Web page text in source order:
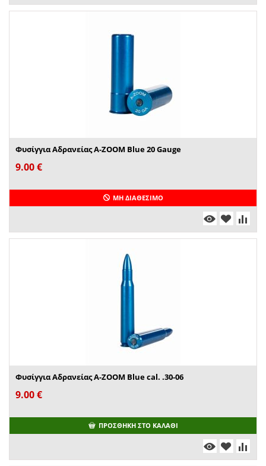
Φυσίγγια Αδρανείας A-ZOOM Blue 20 Gauge
9.00€
ΜΗ ΔΙΑΘΈΣΙΜΟ
Φυσίγγια Αδρανείας A-ZOOM Blue cal. .30-06
9.00€
ΠΡΟΣΘΉΚΗ ΣΤΟ ΚΑΛΆΘΙ